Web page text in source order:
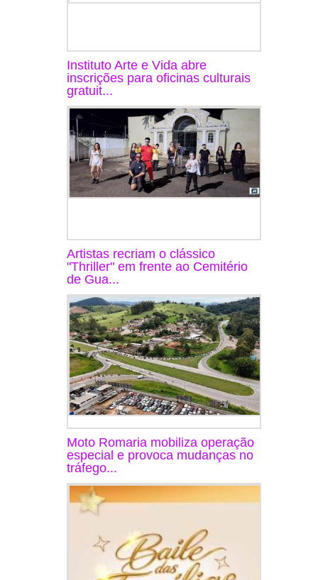
Instituto Arte e Vida abre
inscrições para oficinas culturais
gratuit...
Artistas recriam o clássico
"Thriller" em frente ao Cemitério
de Gua...
Moto Romaria mobiliza operação
especial e provoca mudanças no
tráfego...